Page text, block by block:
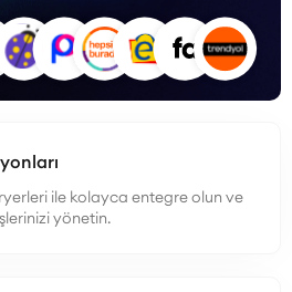
ile kolayca entegre olun ve
yönetin.